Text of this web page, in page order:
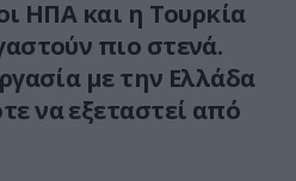
ΗΠΑ και η Τουρκία
πιο στενά.
με την Ελλάδα
να εξεταστεί από